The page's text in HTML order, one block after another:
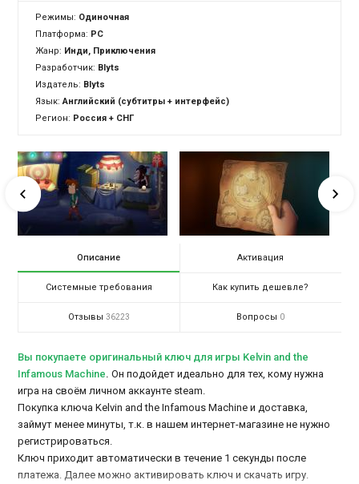
Режимы: Одиночная
Платформа: PC
Жанр: Инди, Приключения
Разработчик: Blyts
Издатель: Blyts
Язык:Английский (субтитры + интерфейс)
Регион: Россия + СНГ
Описание Активация
Системные требования Как купить дешевле?
Отзывы 36223 Вопросы 0
Вы покупаете оригинальный ключ для игры Kelvin and the
Infamous Machine. Он подойдет идеально для тех, кому нужна
игра на своём личном аккаунте steam.
Покупка ключа Kelvin and the Infamous Machine и доставка,
займут менее минуты, т.к. в нашем интернет-магазине не нужно
регистрироваться.
Ключ приходит автоматически в течение 1 секунды после
платежа. Далее можно активировать ключ и скачать игру.